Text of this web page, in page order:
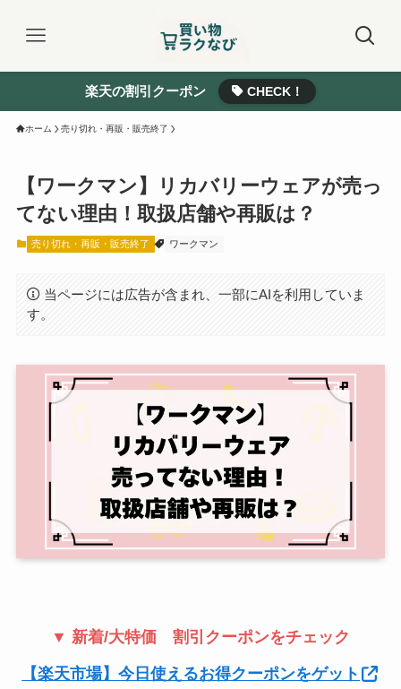
楽天の割引クーポン CHECK！
ホーム 売り切れ・再販・販売終了
【ワークマン】リカバリーウェアが売っ
てない理由！取扱店舗や再販は？
売り切れ・再販・販売終了 ワークマン
当ページには広告が含まれ、一部にAIを利用していま
す。
▼ 新着/大特価 割引クーポンをチェック
【楽天市場】今日使えるお得クーポンをゲット